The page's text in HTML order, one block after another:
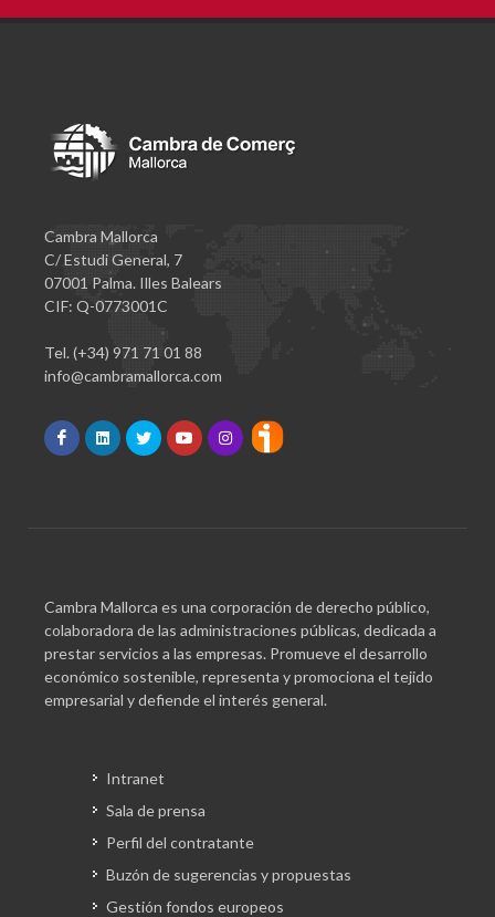
Cambra Mallorca
C/ Estudi General, 7
07001 Palma. Illes Balears
CIF: Q-0773001C
Tel. (+34) 971 71 01 88
info@cambramallorca.com
Cambra Mallorca es una corporación de derecho público,
colaboradora de las administraciones públicas, dedicada a
prestar servicios a las empresas. Promueve el desarrollo
económico sostenible, representa y promociona el tejido
empresarial y defiende el interés general.
Intranet
Sala de prensa
Perfil del contratante
Buzón de sugerencias y propuestas
Gestión fondos europeos